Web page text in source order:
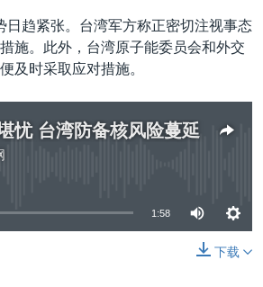
日趋紧张。台湾军方称正密切注视事态
施。此外，台湾原子能委员会和外交
及时采取应对措施。
忧 台湾防备核风险蔓延
1:58
下载